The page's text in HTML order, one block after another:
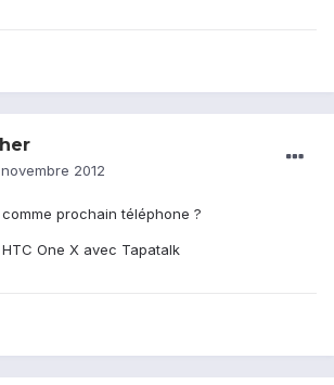
novembre 2012
prochain téléphone ?
One X avec Tapatalk